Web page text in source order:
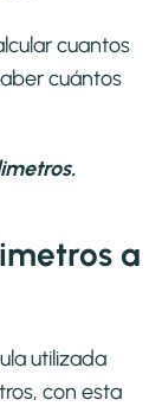
cuantos
cuántos
a
utilizada
con esta